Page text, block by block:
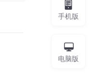
手机版
电脑版